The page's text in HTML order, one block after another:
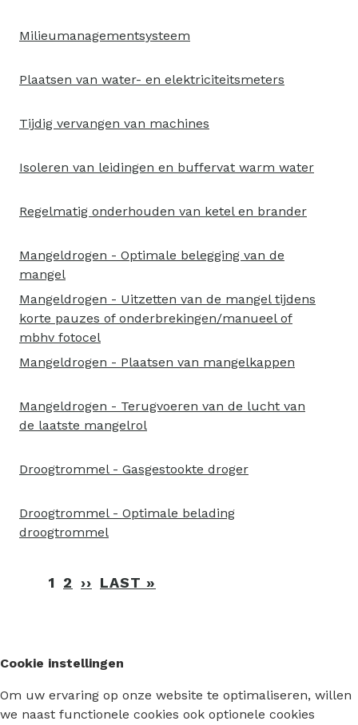
Milieumanagementsysteem
Plaatsen van water- en elektriciteitsmeters
Tijdig vervangen van machines
Isoleren van leidingen en buffervat warm water
Regelmatig onderhouden van ketel en brander
Mangeldrogen - Optimale belegging van de
mangel
Mangeldrogen - Uitzetten van de mangel tijdens
korte pauzes of onderbrekingen/manueel of
mbhv fotocel
Mangeldrogen - Plaatsen van mangelkappen
Mangeldrogen - Terugvoeren van de lucht van
de laatste mangelrol
Droogtrommel - Gasgestookte droger
Droogtrommel - Optimale belading
droogtrommel
Paginering
1 2 ›› VOLGENDE
LAST »
Cookie instellingen
Om uw ervaring op onze website te optimaliseren, willen
we naast functionele cookies ook optionele cookies